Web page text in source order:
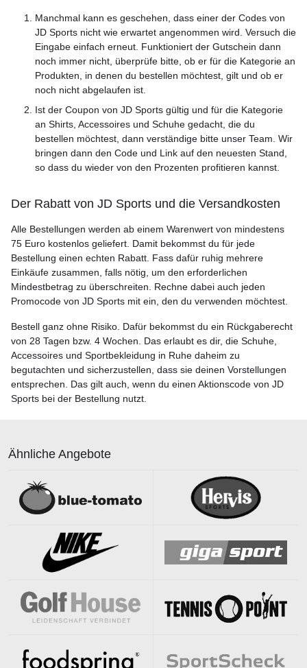
Manchmal kann es geschehen, dass einer der Codes von
JD Sports nicht wie erwartet angenommen wird. Versuch die
Eingabe einfach erneut. Funktioniert der Gutschein dann
noch immer nicht, überprüfe bitte, ob er für die Kategorie an
Produkten, in denen du bestellen möchtest, gilt und ob er
noch nicht abgelaufen ist.
Ist der Coupon von JD Sports gültig und für die Kategorie
an Shirts, Accessoires und Schuhe gedacht, die du
bestellen möchtest, dann verständige bitte unser Team. Wir
bringen dann den Code und Link auf den neuesten Stand,
so dass du wieder von den Prozenten profitieren kannst.
Der Rabatt von JD Sports und die Versandkosten
Alle Bestellungen werden ab einem Warenwert von mindestens
75 Euro kostenlos geliefert. Damit bekommst du für jede
Bestellung einen echten Rabatt. Fass dafür ruhig mehrere
Einkäufe zusammen, falls nötig, um den erforderlichen
Mindestbetrag zu überschreiten. Rechne dabei auch jeden
Promocode von JD Sports mit ein, den du verwenden möchtest.
Bestell ganz ohne Risiko. Dafür bekommst du ein Rückgaberecht
von 28 Tagen bzw. 4 Wochen. Das erlaubt es dir, die Schuhe,
Accessoires und Sportbekleidung in Ruhe daheim zu
begutachten und sicherzustellen, dass sie deinen Vorstellungen
entsprechen. Das gilt auch, wenn du einen Aktionscode von JD
Sports bei der Bestellung nutzt.
Ähnliche Angebote